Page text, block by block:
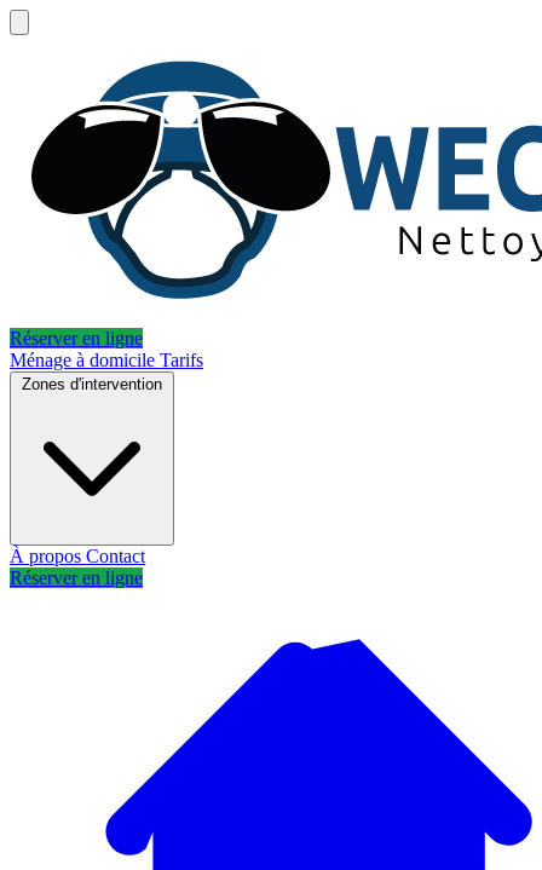
Réserver en ligne
Ménage à domicile Tarifs
Zones d'intervention
À propos Contact
Réserver en ligne